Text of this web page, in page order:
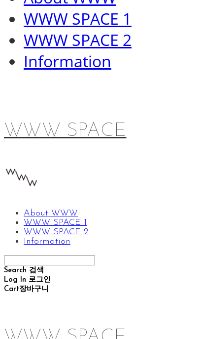
WWW SPACE 1
WWW SPACE 2
Information
WWW SPACE
About WWW
WWW SPACE 1
WWW SPACE 2
Information
Search 검색
Log In 로그인
Cart장바구니